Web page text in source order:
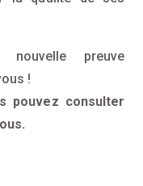
preuve
!
pouvez consulter